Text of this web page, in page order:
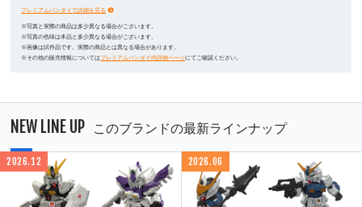
プレミアムバンダイで詳細を見る
※写真と実際の商品は多少異なる場合がございます。
※写真の色味は本品と多少異なる場合がございます。
※画像は試作品です。実際の商品とは異なる場合があります。
※その他の販売情報についてはプレミアムバンダイ内詳細ページにてご確認ください。
NEW LINE UP このブランドの最新ラインナップ
2026.12 2026.06